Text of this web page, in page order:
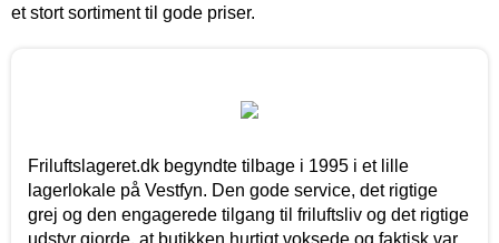
et stort sortiment til gode priser.
Friluftslageret.dk begyndte tilbage i 1995 i et lille
lagerlokale på Vestfyn. Den gode service, det rigtige
grej og den engagerede tilgang til friluftsliv og det rigtige
udstyr gjorde, at butikken hurtigt voksede og faktisk var